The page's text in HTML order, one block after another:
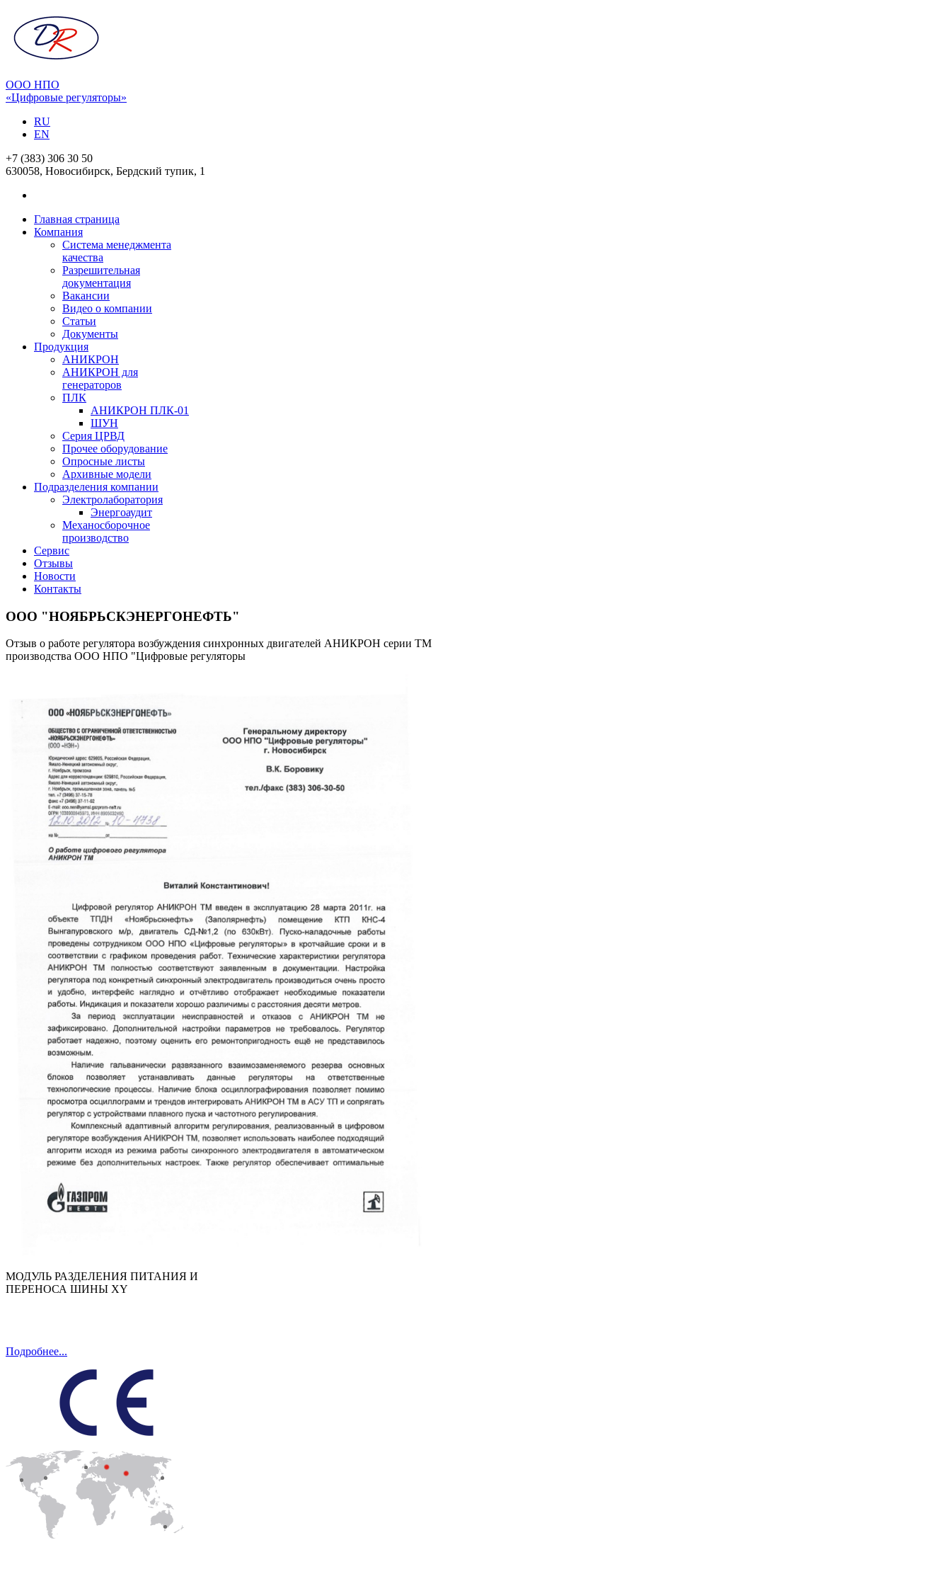
ООО НПО
«Цифровые регуляторы»
RU
EN
+7 (383) 306 30 50
630058, Новосибирск, Бердский тупик, 1
Главная страница
Компания
Система менеджмента
качества
Разрешительная
документация
Вакансии
Видео о компании
Статьи
Документы
Продукция
АНИКРОН
АНИКРОН для
генераторов
ПЛК
АНИКРОН ПЛК-01
ШУН
Серия ЦРВД
Прочее оборудование
Опросные листы
Архивные модели
Подразделения компании
Электролаборатория
Энергоаудит
Механосборочное
производство
Сервис
Отзывы
Новости
Контакты
ООО "НОЯБРЬСКЭНЕРГОНЕФТЬ"
Отзыв о работе регулятора возбуждения синхронных двигателей АНИКРОН серии ТМ
производства ООО НПО "Цифровые регуляторы
МОДУЛЬ РАЗДЕЛЕНИЯ ПИТАНИЯ И
ПЕРЕНОСА ШИНЫ XY
Подробнее...